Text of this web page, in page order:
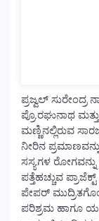
ಪ್ರಜ್ವಲ್ ಸುರೇಂದ್ರ
ಪ್ರೊ.ರಘುನಾಥ
ಮಣ್ಣಿನಲ್ಲಿರುವ
ನೀರಿನ
ಸಸ್ಯಗಳ
ಪತ್ತೆಹಚ್ಚುವ
ಪೇಪರ್
ಪರಿಶ್ರಮ ಹಾಗೂ